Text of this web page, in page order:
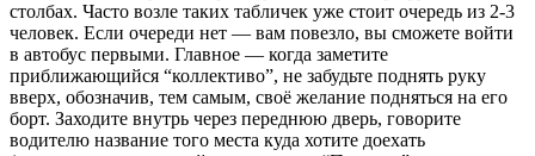
столбах. Часто возле таких табличек уже стоит очередь из 2-3
человек. Если очереди нет — вам повезло, вы сможете войти
в автобус первыми. Главное — когда заметите
приближающийся “коллективо”, не забудьте поднять руку
вверх, обозначив, тем самым, своё желание подняться на его
борт. Заходите внутрь через переднюю дверь, говорите
водителю название того места куда хотите доехать